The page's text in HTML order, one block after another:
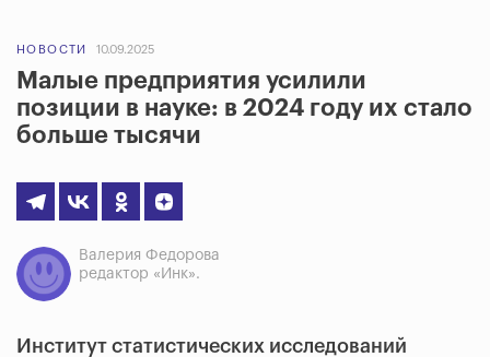
НОВОСТИ 10.09.2025
Малые предприятия усилили
позиции в науке: в 2024 году их стало
больше тысячи
Валерия Федорова
редактор «Инк».
Институт статистических исследований